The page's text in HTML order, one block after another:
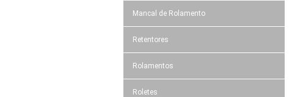
Mancal de Rolamento
Retentores
Rolamentos
Roletes